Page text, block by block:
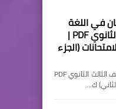
في اللغة
العربية للصف الثالث الثانوي PDF |
(الجزء
📘 تحميل كتاب الامتحان في اللغة العربية للصف الثالث الثانوي PDF
ك…